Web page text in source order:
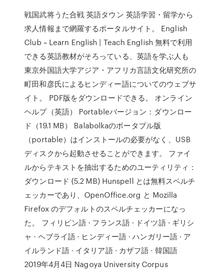
戦国武将うた合戦 英語タウン 英語学習・留学から
求人情報まで網羅するポータルサイト。 English
Club ~ Learn English | Teach English 無料で利用
できる英語教材がそろっている、英語を学ぶ人も
東京外国語大学アジア・アフリカ言語文化研究所の
町田和彦氏によるヒンディー語についてのウェブサ
イト。 PDF版をダウンロードできる。 オンライン
ヘルプ（英語） Portableバージョン：ダウンロー
ド（19.1 MB） Balabolkaのボータブル版
（portable）はインストールの必要がなく、USB
ディスクから起動させることができます。 ファイ
ルからテキストを抽出するためのユーティリティ：
ダウンロード (5.2 MB) Hunspell とは無料スペルチ
ェッカーであり、OpenOffice.org と Mozilla
Firefox のデフォルトのスペルチェッカーになっ
た。 フィリピン語 · フランス語 · ドイツ語 · ギリシ
ャ · ヘブライ語 · ヒンディー語 · ハンガリー語 · ア
イルランド語 · イタリア語 · カザフ語 · 韓国語
2019年4月4日 Nagoya University Corpus